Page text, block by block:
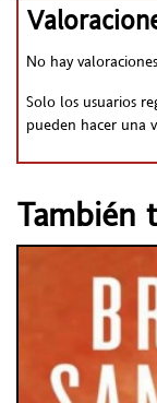
No hay
Solo los usuarios
pueden hacer una
También